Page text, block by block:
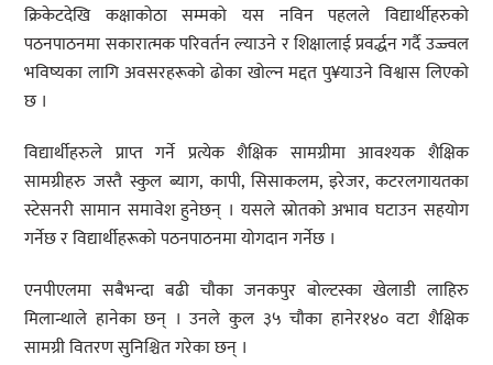
क्रिकेटदेखि कक्षाकोठा सम्मको यस नविन पहलले विद्यार्थीहरुको
पठनपाठनमा सकारात्मक परिवर्तन ल्याउने र शिक्षालाई प्रवर्द्धन गर्दै उज्ज्वल
भविष्यका लागि अवसरहरूको ढोका खोल्न मद्दत पु¥याउने विश्वास लिएको
छ ।
विद्यार्थीहरुले प्राप्त गर्ने प्रत्येक शैक्षिक सामग्रीमा आवश्यक शैक्षिक
सामग्रीहरु जस्तै स्कुल ब्याग, कापी, सिसाकलम, इरेजर, कटरलगायतका
स्टेसनरी सामान समावेश हुनेछन् । यसले स्रोतको अभाव घटाउन सहयोग
गर्नेछ र विद्यार्थीहरूको पठनपाठनमा योगदान गर्नेछ ।
एनपीएलमा सबैभन्दा बढी चौका जनकपुर बोल्टस्का खेलाडी लाहिरु
मिलान्थाले हानेका छन् । उनले कुल ३५ चौका हानेर१४० वटा शैक्षिक
सामग्री वितरण सुनिश्चित गरेका छन् ।